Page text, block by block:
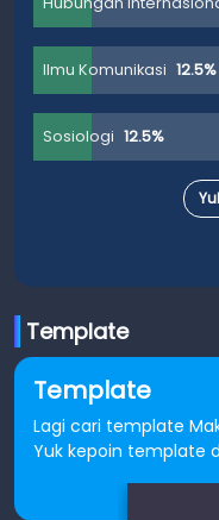
Ilmu Komunikasi 12.5%
Sosiologi 12.5%
Template
Template
Lagi cari template
Yuk kepoin template